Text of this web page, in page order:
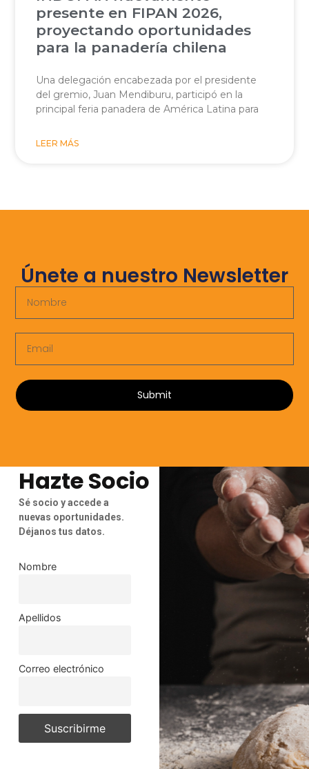
presente en FIPAN 2026,
proyectando oportunidades
para la panadería chilena
Una delegación encabezada por el presidente
del gremio, Juan Mendiburu, participó en la
principal feria panadera de América Latina para
LEER MÁS
Únete a nuestro Newsletter
Submit
Hazte Socio
Sé socio y accede a
nuevas oportunidades.
Déjanos tus datos.
Nombre
Apellidos
Correo electrónico